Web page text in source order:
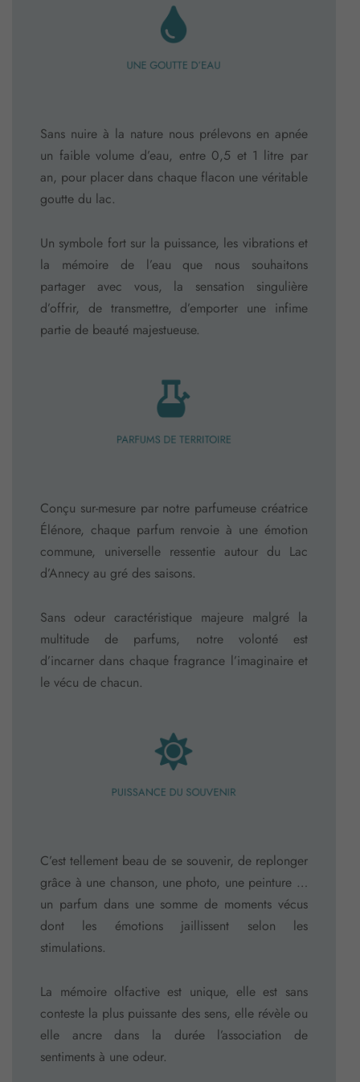
UNE GOUTTE D’EAU
Sans nuire à la nature nous prélevons en apnée
un faible volume d’eau, entre 0,5 et 1 litre par
an, pour placer dans chaque flacon une véritable
goutte du lac.
Un symbole fort sur la puissance, les vibrations et
la mémoire de l’eau que nous souhaitons
partager avec vous, la sensation singulière
d’offrir, de transmettre, d’emporter une infime
partie de beauté majestueuse.
PARFUMS DE TERRITOIRE
Conçu sur-mesure par notre parfumeuse créatrice
Élénore, chaque parfum renvoie à une émotion
commune, universelle ressentie autour du Lac
d’Annecy au gré des saisons.
Sans odeur caractéristique majeure malgré la
multitude de parfums, notre volonté est
d’incarner dans chaque fragrance l’imaginaire et
le vécu de chacun.
PUISSANCE DU SOUVENIR
C’est tellement beau de se souvenir, de replonger
grâce à une chanson, une photo, une peinture …
un parfum dans une somme de moments vécus
dont les émotions jaillissent selon les
stimulations.
La mémoire olfactive est unique, elle est sans
conteste la plus puissante des sens, elle révèle ou
elle ancre dans la durée l’association de
sentiments à une odeur.